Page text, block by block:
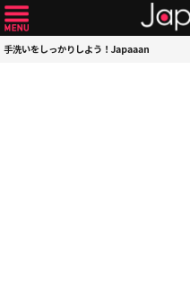
手洗いをしっかりしよう！Japaaan